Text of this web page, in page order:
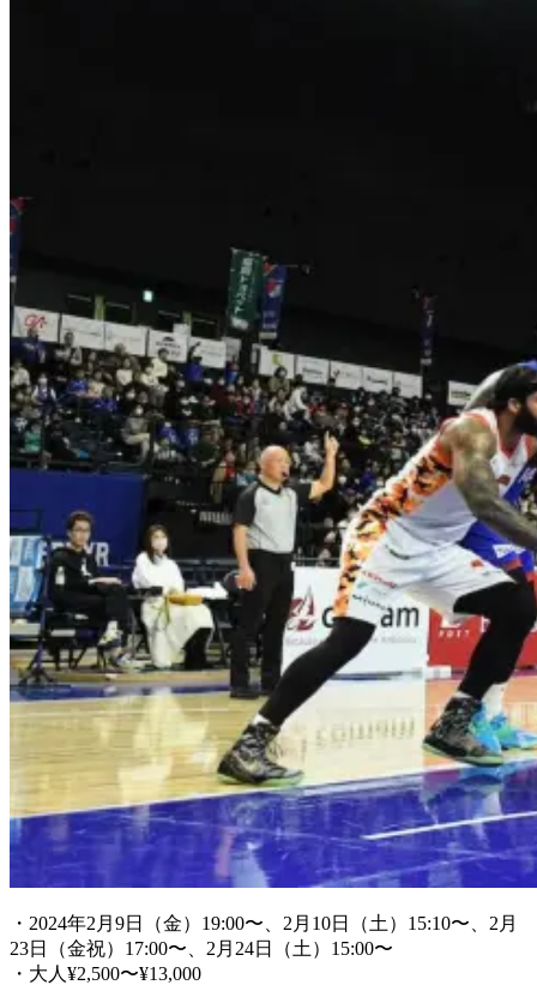
・2024年2月9日（金）19:00〜、2月10日（土）15:10〜、2月
23日（金祝）17:00〜、2月24日（土）15:00〜
・大人¥2,500〜¥13,000